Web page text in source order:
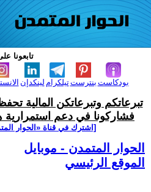
تابعونا
لينكدإن تيلكرامبنترست بودكاست
تبرعاتكم وتبرعاتكن المالية
فشاركونا في دعم استمرارية
[اشترك في قناة ‫«الحوار
الحوار المتمدن - موبايل
الموقع الرئيسي